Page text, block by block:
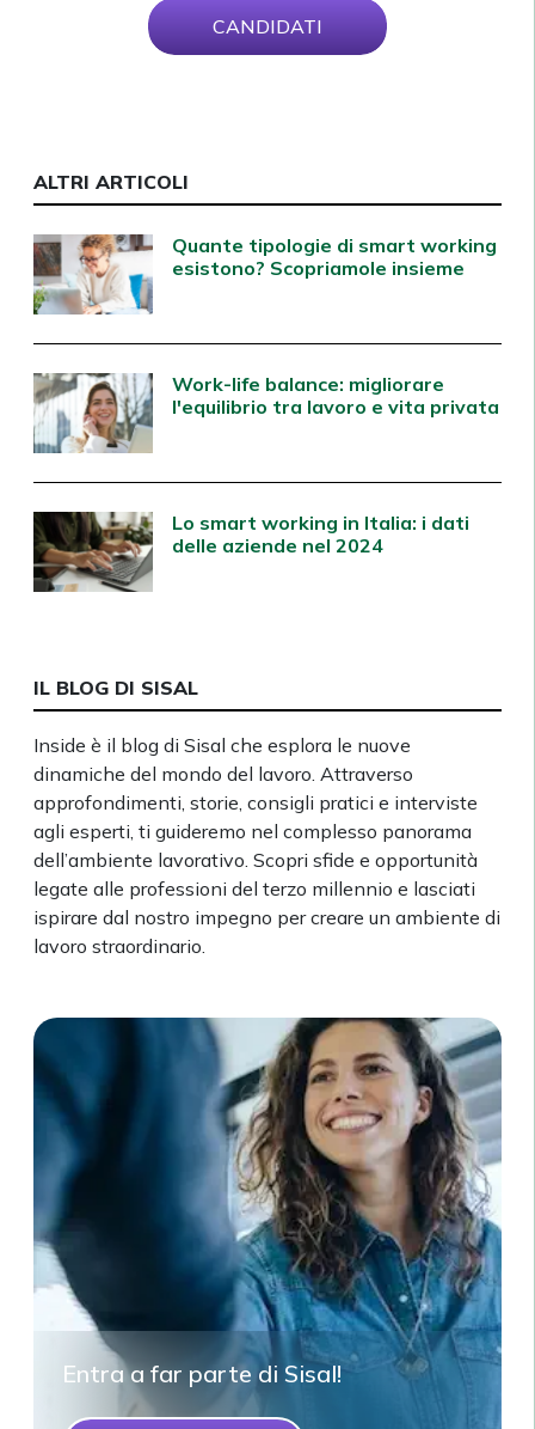
CANDIDATI
ALTRI ARTICOLI
Quante tipologie di smart working
esistono? Scopriamole insieme
Work-life balance: migliorare
l'equilibrio tra lavoro e vita privata
Lo smart working in Italia: i dati
delle aziende nel 2024
IL BLOG DI SISAL
Inside è il blog di Sisal che esplora le nuove
dinamiche del mondo del lavoro. Attraverso
approfondimenti, storie, consigli pratici e interviste
agli esperti, ti guideremo nel complesso panorama
dell’ambiente lavorativo. Scopri sfide e opportunità
legate alle professioni del terzo millennio e lasciati
ispirare dal nostro impegno per creare un ambiente di
lavoro straordinario.
Entra a far parte di Sisal!